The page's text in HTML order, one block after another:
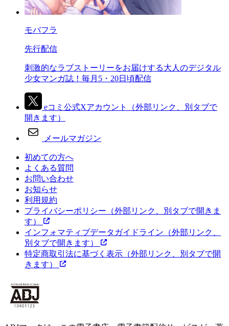
モバフラ
先行配信
刺激的なラブストーリーをお届けする大人のデジタル
少女マンガ誌！毎月5・20日頃配信
eコミ公式Xアカウント
（外部リンク、別タブで
開きます）
メールマガジン
初めての方へ
よくある質問
お問い合わせ
お知らせ
利用規約
プライバシーポリシー （外部リンク、別タブで開きま
す）
インフォマティブデータガイドライン （外部リンク、
別タブで開きます）
特定商取引法に基づく表示 （外部リンク、別タブで開
きます）